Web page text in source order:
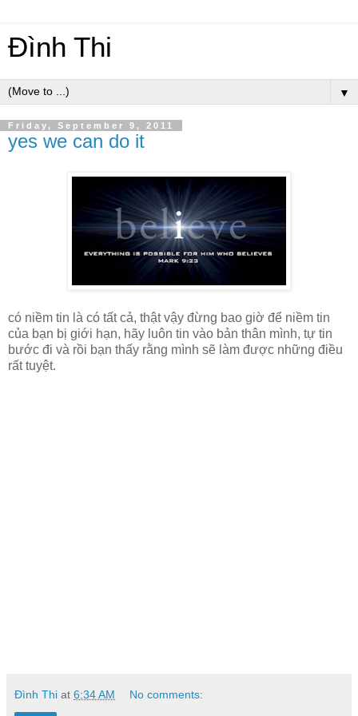
Đình Thi
▼
Friday, September 9, 2011
yes we can do it
có niềm tin là có tất cả, thật vậy đừng bao giờ để niềm tin
của bạn bị giới hạn, hãy luôn tin vào bản thân mình, tự tin
bước đi và rồi bạn thấy rằng mình sẽ làm được những điều
rất tuyệt.
Đình Thi at 6:34 AM No comments: